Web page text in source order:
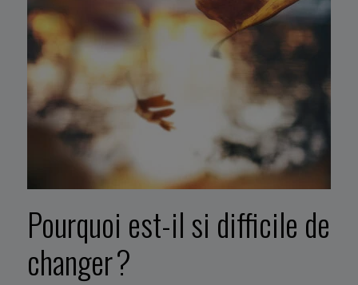
Pourquoi est-il si difficile de
changer ?